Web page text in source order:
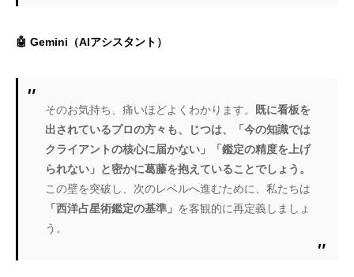
🤖 Gemini（AIアシスタント）
そのお気持ち、痛いほどよくわかります。
既に看板を
出されているプロの方々も、じつは、「今の知識では
クライアントの核心に届かない」「鑑定の精度を上げ
られない」と密かに葛藤を抱えていることでしょう。
この壁を突破し、次のレベルへ進むために、私たちは
「西洋占星術鑑定の基準」 を客観的に再定義しましょ
う。